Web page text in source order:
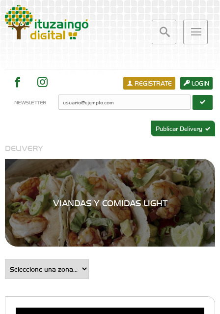
LOGIN
REGISTRATE
NEWSLETTER
Publicar Delivery
DELIVERY
VIANDAS Y COMIDAS LIGHT